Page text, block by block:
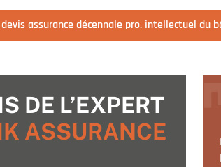
assurance décennale pro. intellectuel du
DE L’EXPERT
ASSURANCE